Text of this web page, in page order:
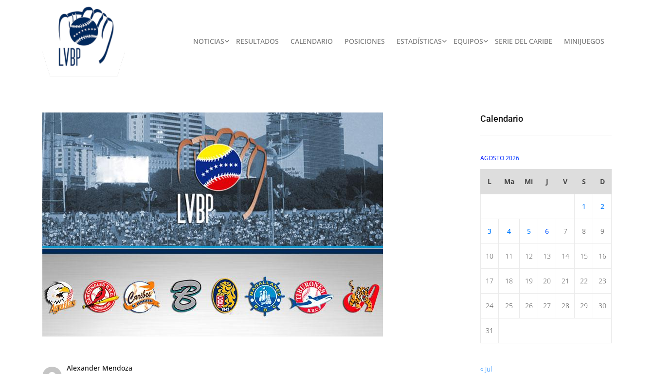
NOTICIAS RESULTADOS CALENDARIO POSICIONES ESTADÍSTICAS EQUIPOS SERIE DEL CARIBE MINIJUEGOS
Alexander Mendoza
Calendario
AGOSTO 2026
L Ma Mi J V S D
1 2
3 4 5 6 7 8 9
10 11 12 13 14 15 16
17 18 19 20 21 22 23
24 25 26 27 28 29 30
31
« Jul